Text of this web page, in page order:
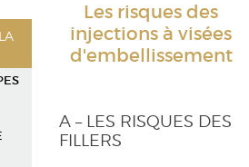
Les risques des
injections à visées
d'embellissement
A – LES RISQUES DES
FILLERS